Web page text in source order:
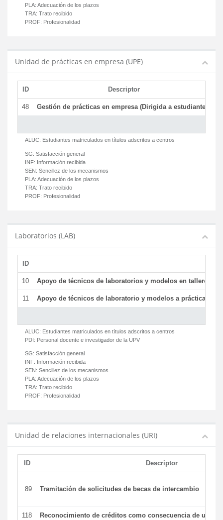
PLA: Adecuación de los plazos
TRA: Trato recibido
PROF: Profesionalidad
Unidad de prácticas en empresa (UPE)
ID Descriptor
48 Gestión de prácticas en empresa (Dirigida a estudiantes)
ALUC: Estudiantes matriculados en títulos adscritos a centros
SG: Satisfacción general
INF: Información recibida
SEN: Sencillez de los mecanismos
PLA: Adecuación de los plazos
TRA: Trato recibido
PROF: Profesionalidad
Laboratorios (LAB)
ID
10 Apoyo de técnicos de laboratorios y modelos en talleres/
11 Apoyo de técnicos de laboratorio y modelos a prácticas y
ALUC: Estudiantes matriculados en títulos adscritos a centros
PDI: Personal docente e investigador de la UPV
SG: Satisfacción general
INF: Información recibida
SEN: Sencillez de los mecanismos
PLA: Adecuación de los plazos
TRA: Trato recibido
PROF: Profesionalidad
Unidad de relaciones internacionales (URI)
ID Descriptor
89 Tramitación de solicitudes de becas de intercambio
118 Reconocimiento de créditos como consecuencia de un